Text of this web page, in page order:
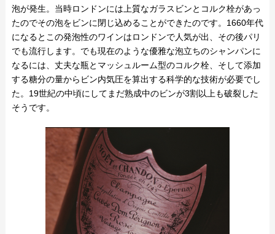
泡が発生。当時ロンドンには上質なガラスビンとコルク栓があっ
たのでその泡をビンに閉じ込めることができたのです。1660年代
になるとこの発泡性のワインはロンドンで人気が出、その後パリ
でも流行します。でも現在のような優雅な泡立ちのシャンパンに
なるには、丈夫な瓶とマッシュルーム型のコルク栓、そして添加
する糖分の量からビン内気圧を算出する科学的な技術が必要でし
た。19世紀の中頃にしてまだ熟成中のビンが3割以上も破裂した
そうです。